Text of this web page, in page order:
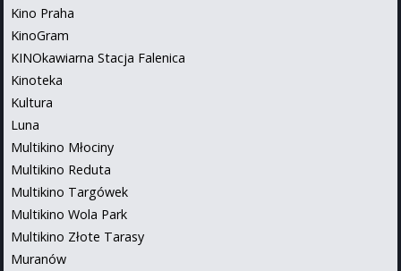
Kino Praha
KinoGram
KINOkawiarna Stacja Falenica
Kinoteka
Kultura
Luna
Multikino Młociny
Multikino Reduta
Multikino Targówek
Multikino Wola Park
Multikino Złote Tarasy
Muranów